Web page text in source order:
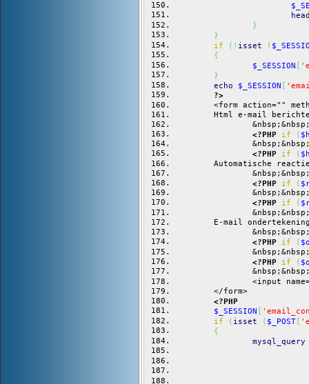
}
}
if
( ! isset (
{
$_SESSION [
}
echo
$_SESSION [
?>
<form action=""
Html e-mail
<?PHP
if (
<?PHP
if (
Automatische
<?PHP
if (
<?PHP
if (
E-mail
<?PHP
if (
<?PHP
if (
<input
	</form>
<?PHP
$_SESSION [
if
( isset ( $_POST [
{
mysql_query